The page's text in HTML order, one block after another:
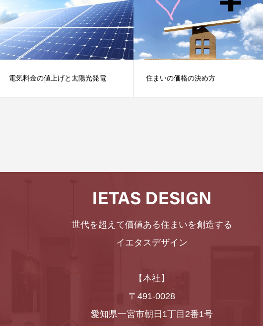
電気料金の値上げと太陽光発電 住まいの価格の決め方
世代を超えて価値ある住まいを創造する
イエタスデザイン
【本社】
〒491-0028
愛知県一宮市朝日1丁目2番1号